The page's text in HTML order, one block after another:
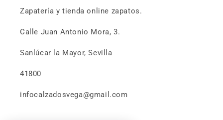
Zapatería y tienda online zapatos.
Calle Juan Antonio Mora, 3.
Sanlúcar la Mayor, Sevilla
41800
infocalzadosvega@gmail.com